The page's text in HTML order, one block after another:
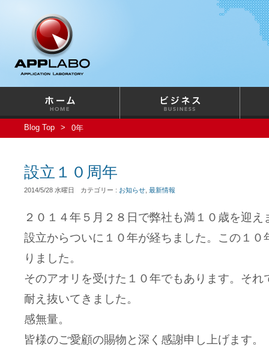
Blog Top 0年
設立１０周年
2014/5/28 水曜日 カテゴリー : お知らせ 最新情報
２０１４年５月２８日で弊社も満１０歳を迎え
設立からついに１０年が経ちました。この１０
りました。
そのアオリを受けた１０年でもあります。それ
耐え抜いてきました。
感無量。
皆様のご愛顧の賜物と深く感謝申し上げます。